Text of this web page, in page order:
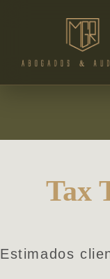
Tax
Estimados